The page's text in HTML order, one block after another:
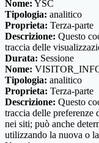
Nome: YSC
Tipologia: analitico
Proprieta: Terza-parte
Descrizione: Questo
traccia delle
Durata: Sessione
Nome:
Tipologia: analitico
Proprieta: Terza-parte
Descrizione: Questo
traccia delle preferenze
nei siti; può anche
utilizzando la nuova o